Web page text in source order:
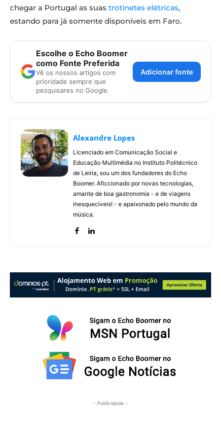
chegar a Portugal as suas trotinetes elétricas,
estando para já somente disponíveis em Faro.
Escolhe o Echo Boomer
como Fonte Preferida
Vê os nossos artigos com
prioridade sempre que
pesquisares no Google.
Adicionar fonte
Alexandre Lopes
Licenciado em Comunicação Social e
Educação Multimédia no Instituto Politécnico
de Leiria, sou um dos fundadores do Echo
Boomer. Aficcionado por novas tecnologias,
amante de boa gastronomia - e de viagens
inesquecíveis! - e apaixonado pelo mundo da
música.
- Publicidade -